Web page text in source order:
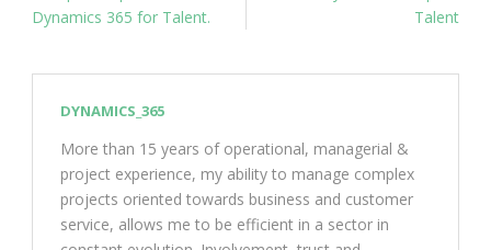
Dynamics 365 for Talent.
Talent
DYNAMICS_365
More than 15 years of operational, managerial &
project experience, my ability to manage complex
projects oriented towards business and customer
service, allows me to be efficient in a sector in